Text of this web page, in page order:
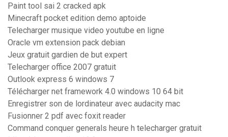
Paint tool sai 2 cracked apk
Minecraft pocket edition demo aptoide
Telecharger musique video youtube en ligne
Oracle vm extension pack debian
Jeux gratuit gardien de but expert
Telecharger office 2007 gratuit
Outlook express 6 windows 7
Télécharger net framework 4.0 windows 10 64 bit
Enregistrer son de lordinateur avec audacity mac
Fusionner 2 pdf avec foxit reader
Command conquer generals heure h telecharger gratuit